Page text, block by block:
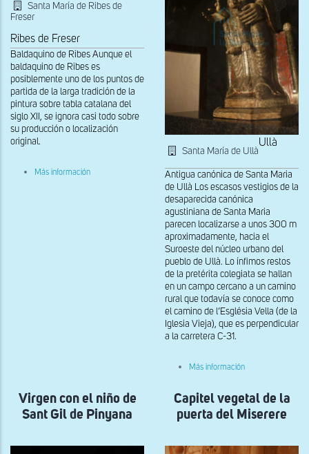
Santa María de Ribes de
Freser
Ribes de Freser
Baldaquino de Ribes Aunque el
baldaquino de Ribes es
posiblemente uno de los puntos de
partida de la larga tradición de la
pintura sobre tabla catalana del
siglo XII, se ignora casi todo sobre
su producción o localización
original.
Más información
Santa María de Ullà
Ullà
Antigua canónica de Santa Maria
de Ullà Los escasos vestigios de la
desaparecida canónica
agustiniana de Santa Maria
parecen localizarse a unos 300 m
aproximadamente, hacia el
Suroeste del núcleo urbano del
pueblo de Ullà. Lo ínfimos restos
de la pretérita colegiata se hallan
en un campo cercano a un camino
rural que todavía se conoce como
el camino de l’Església Vella (de la
Iglesia Vieja), que es perpendicular
a la carretera C-31.
Más información
Santa
d'Ullà
Virgen con el niño de
Sant Gil de Pinyana
Capitel vegetal de la
puerta del Miserere